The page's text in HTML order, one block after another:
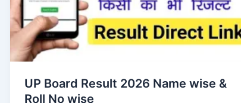
UP Board Result 2026 Name wise &
Roll No wise